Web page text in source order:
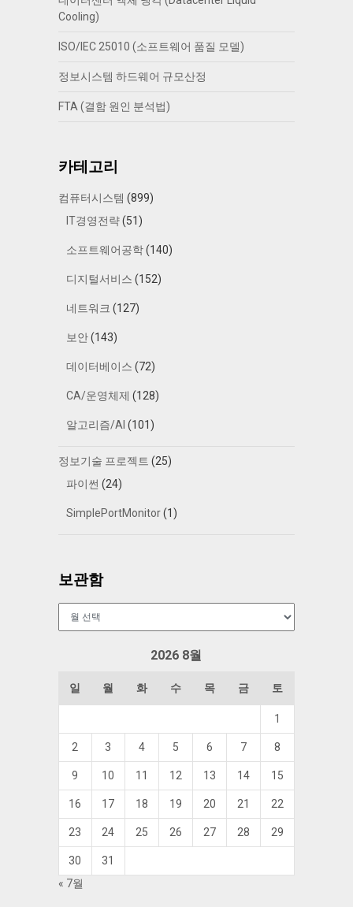
Cooling)
ISO/IEC 25010 (소프트웨어 품질 모델)
정보시스템 하드웨어 규모산정
FTA (결함 원인 분석법)
카테고리
컴퓨터시스템 (899)
IT경영전략(51)
소프트웨어공학(140)
디지털서비스 (152)
네트워크 (127)
보안(143)
데이터베이스 (72)
CA/운영체제 (128)
알고리즘/AI (101)
정보기술 프로젝트 (25)
파이썬 (24)
SimplePortMonitor(1)
보관함
2026 8월
일 월 화 수 목 금 토
1
2 3 4 5 6 7 8
9 10 11 12 13 14 15
16 17 18 19 20 21 22
23 24 25 26 27 28 29
30
31
« 7월